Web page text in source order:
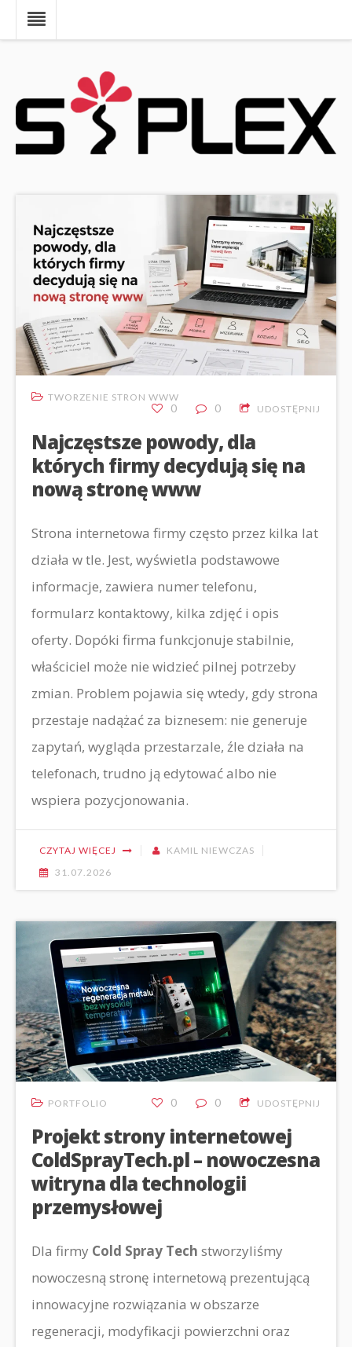
TWORZENIE STRON WWW
0 0 UDOSTĘPNIJ
Najczęstsze powody, dla
których firmy decydują się na
nową stronę www
Strona internetowa firmy często przez kilka lat
działa w tle. Jest, wyświetla podstawowe
informacje, zawiera numer telefonu,
formularz kontaktowy, kilka zdjęć i opis
oferty. Dopóki firma funkcjonuje stabilnie,
właściciel może nie widzieć pilnej potrzeby
zmian. Problem pojawia się wtedy, gdy strona
przestaje nadążać za biznesem: nie generuje
zapytań, wygląda przestarzale, źle działa na
telefonach, trudno ją edytować albo nie
wspiera pozycjonowania.
CZYTAJ WIĘCEJ
KAMIL NIEWCZAS
31.07.2026
PORTFOLIO 0 0 UDOSTĘPNIJ
Projekt strony internetowej
ColdSprayTech.pl – nowoczesna
witryna dla technologii
przemysłowej
Dla firmy Cold Spray Tech stworzyliśmy
nowoczesną stronę internetową prezentującą
innowacyjne rozwiązania w obszarze
regeneracji, modyfikacji powierzchni oraz